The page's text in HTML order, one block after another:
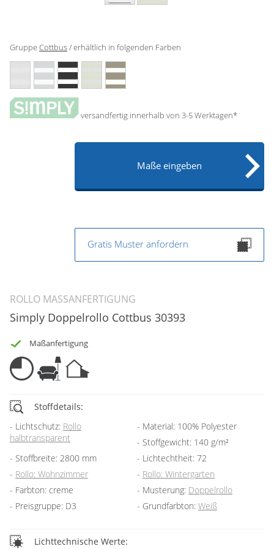
Gardinenstange
Panneaux
GruppeCottbus/ erhältlich in folgenden Farben
ROLLO MASSANFERTIGUNG
Simply Doppelrollo Cottbus 30393
Maßanfertigung
Stoffdetails:
Lichtschutz: Rollo
halbtransparent
Material: 100% Polyester
Stoffgewicht: 140 g/m²
Stoffbreite: 2800 mm
Lichtechtheit: 72
Rollo: Wohnzimmer
Rollo: Wintergarten
Farbton: creme
Musterung: Doppelrollo
Preisgruppe: D3
Grundfarbton: Weiß
Lichttechnische Werte:
versandfertig innerhalb von 3-5 Werktagen*
Maße eingeben
Gratis Muster anfordern